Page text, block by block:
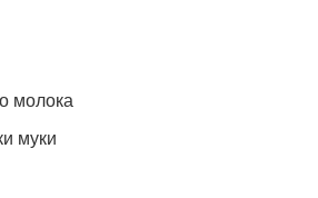
молока
муки